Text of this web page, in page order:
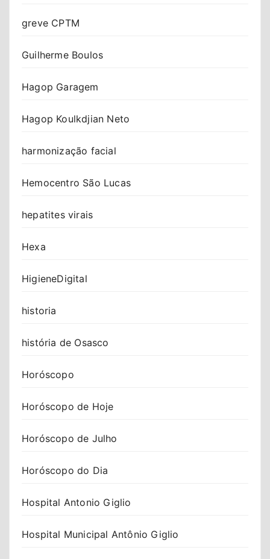
greve CPTM
Guilherme Boulos
Hagop Garagem
Hagop Koulkdjian Neto
harmonização facial
Hemocentro São Lucas
hepatites virais
Hexa
HigieneDigital
historia
história de Osasco
Horóscopo
Horóscopo de Hoje
Horóscopo de Julho
Horóscopo do Dia
Hospital Antonio Giglio
Hospital Municipal Antônio Giglio